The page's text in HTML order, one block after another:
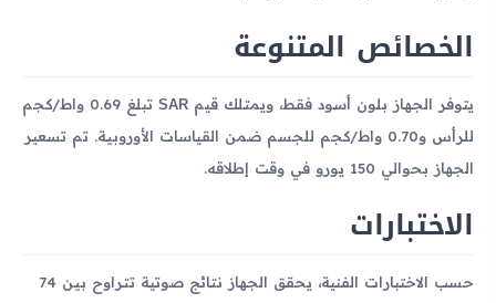
الخصائص المتنوعة
يتوفر الجهاز بلون أسود فقط، ويمتلك قيم SAR
تبلغ 0.69 واط/كجم
للرأس و0.70 واط/كجم للجسم ضمن القياسات الأوروبية. تم تسعير
الجهاز بحوالي 150 يورو في وقت إطلاقه.
الاختبارات
حسب الاختبارات الفنية، يحقق الجهاز نتائج صوتية تتراوح بين 74